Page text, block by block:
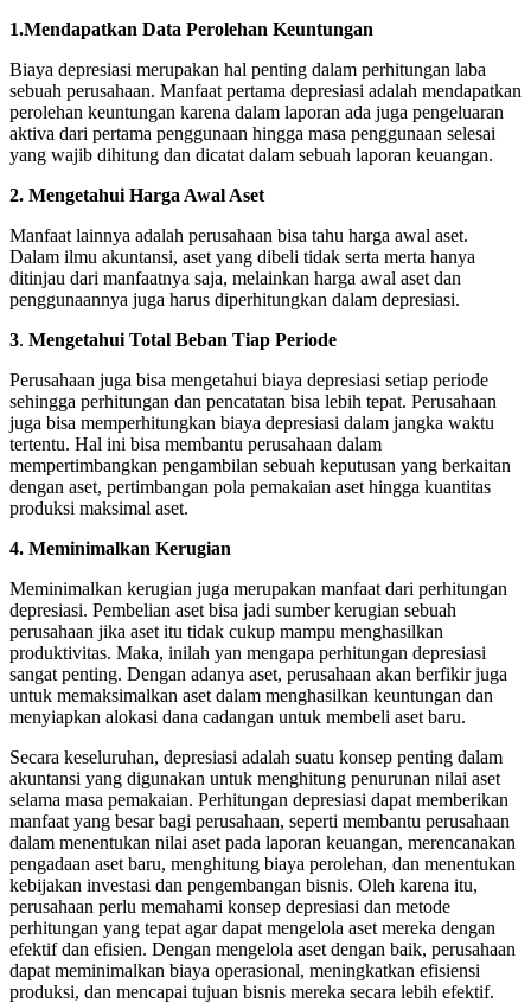
1.Mendapatkan Data Perolehan Keuntungan
Biaya depresiasi merupakan hal penting dalam perhitungan laba
sebuah perusahaan. Manfaat pertama depresiasi adalah mendapatkan
perolehan keuntungan karena dalam laporan ada juga pengeluaran
aktiva dari pertama penggunaan hingga masa penggunaan selesai
yang wajib dihitung dan dicatat dalam sebuah laporan keuangan.
2. Mengetahui Harga Awal Aset
Manfaat lainnya adalah perusahaan bisa tahu harga awal aset.
Dalam ilmu akuntansi, aset yang dibeli tidak serta merta hanya
ditinjau dari manfaatnya saja, melainkan harga awal aset dan
penggunaannya juga harus diperhitungkan dalam depresiasi.
3. Mengetahui Total Beban Tiap Periode
Perusahaan juga bisa mengetahui biaya depresiasi setiap periode
sehingga perhitungan dan pencatatan bisa lebih tepat. Perusahaan
juga bisa memperhitungkan biaya depresiasi dalam jangka waktu
tertentu. Hal ini bisa membantu perusahaan dalam
mempertimbangkan pengambilan sebuah keputusan yang berkaitan
dengan aset, pertimbangan pola pemakaian aset hingga kuantitas
produksi maksimal aset.
4. Meminimalkan Kerugian
Meminimalkan kerugian juga merupakan manfaat dari perhitungan
depresiasi. Pembelian aset bisa jadi sumber kerugian sebuah
perusahaan jika aset itu tidak cukup mampu menghasilkan
produktivitas. Maka, inilah yan mengapa perhitungan depresiasi
sangat penting. Dengan adanya aset, perusahaan akan berfikir juga
untuk memaksimalkan aset dalam menghasilkan keuntungan dan
menyiapkan alokasi dana cadangan untuk membeli aset baru.
Secara keseluruhan, depresiasi adalah suatu konsep penting dalam
akuntansi yang digunakan untuk menghitung penurunan nilai aset
selama masa pemakaian. Perhitungan depresiasi dapat memberikan
manfaat yang besar bagi perusahaan, seperti membantu perusahaan
dalam menentukan nilai aset pada laporan keuangan, merencanakan
pengadaan aset baru, menghitung biaya perolehan, dan menentukan
kebijakan investasi dan pengembangan bisnis. Oleh karena itu,
perusahaan perlu memahami konsep depresiasi dan metode
perhitungan yang tepat agar dapat mengelola aset mereka dengan
efektif dan efisien. Dengan mengelola aset dengan baik, perusahaan
dapat meminimalkan biaya operasional, meningkatkan efisiensi
produksi, dan mencapai tujuan bisnis mereka secara lebih efektif.